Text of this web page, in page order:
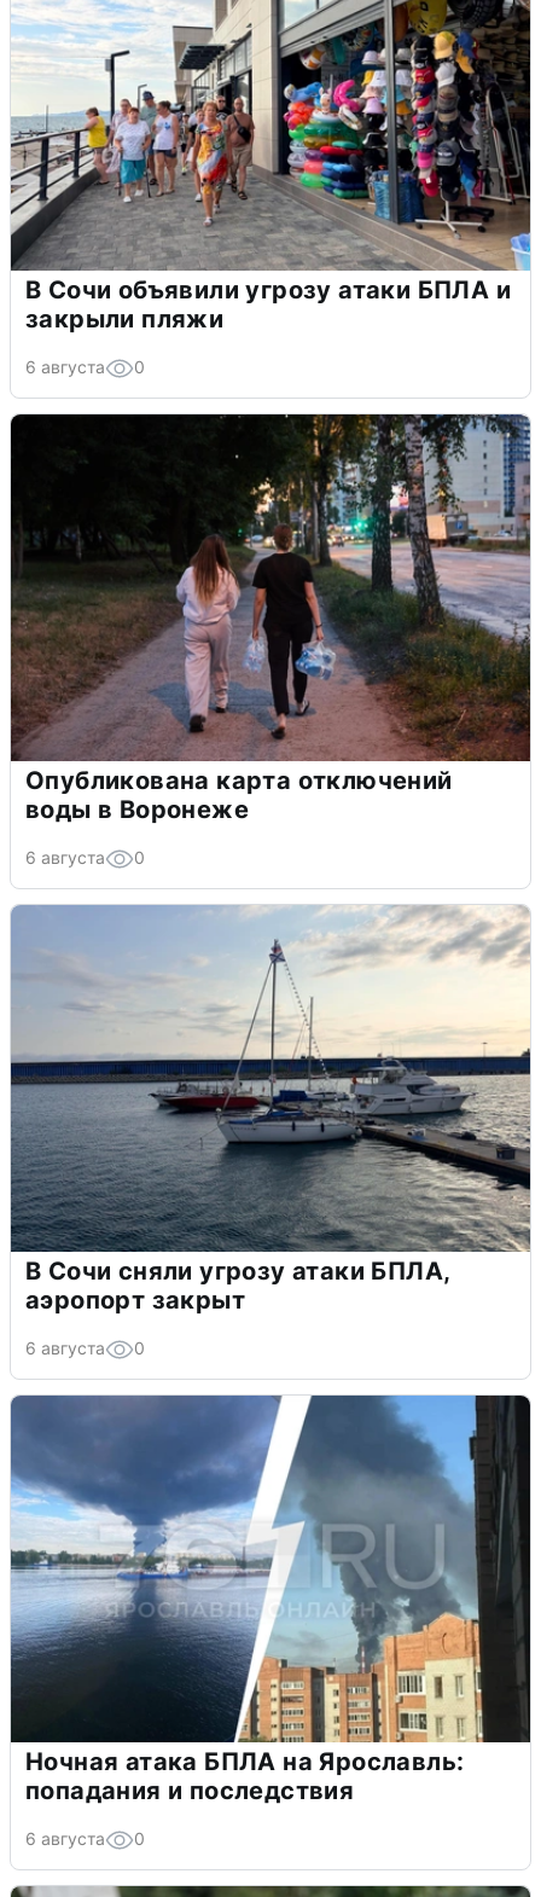
В Сочи объявили угрозу атаки БПЛА и
закрыли пляжи
6 августа 0
Опубликована карта отключений
воды в Воронеже
6 августа 0
В Сочи сняли угрозу атаки БПЛА,
аэропорт закрыт
6 августа 0
Ночная атака БПЛА на Ярославль:
попадания и последствия
6 августа 0